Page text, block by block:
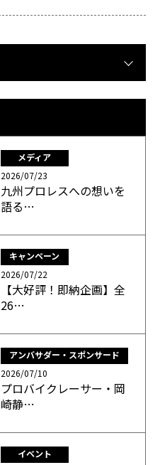
メディア
2026/07/23
九州プロレスへの想いを
語る…
キャンペーン
2026/07/22
【大好評！即納企画】全
26…
アンバサダー・スポンサード
2026/07/10
プロバイクレーサー・岡
崎静…
イベント